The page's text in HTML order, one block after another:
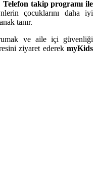
Telefon takip programı ile
çocuklarını daha iyi
tanır.
ve aile içi güvenliği
ziyaret ederek myKids